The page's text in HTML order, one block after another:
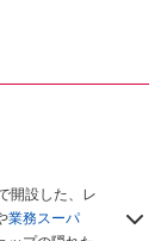
開設した、レ
業務スーパ